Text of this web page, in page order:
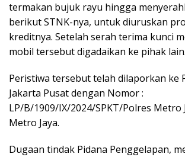
termakan bujuk rayu hingga
berikut STNK-nya, untuk diuruskan
kreditnya. Setelah serah terima kunci
mobil tersebut digadaikan ke pihak lain.
Peristiwa tersebut telah dilaporkan ke
Jakarta Pusat dengan Nomor :
LP/B/1909/IX/2024/SPKT/Polres Metro
Metro Jaya.
Dugaan tindak Pidana Penggelapan,